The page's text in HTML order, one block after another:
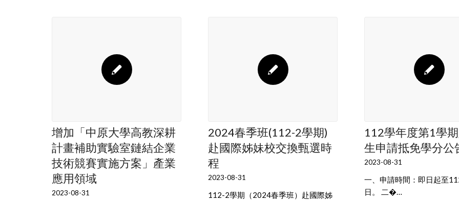
增加「中原大學高教深耕
計畫補助實驗室鏈結企業
技術競賽實施方案」產業
應用領域
2023-08-31
2024春季班(112-2學期)
赴國際姊妹校交換甄選時
程
2023-08-31
112-2學期（2024春季班）赴國際姊
112學年度第1學
生申請抵免學分公
2023-08-31
一、申請時間：即日起至
日。 二�…